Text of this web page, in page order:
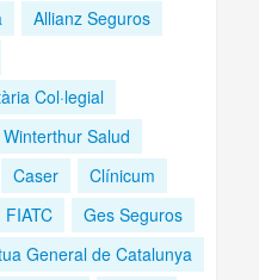
Allianz Seguros
Col·legial
Salud
Caser
Clínicum
FIATC
Ges Seguros
General de Catalunya